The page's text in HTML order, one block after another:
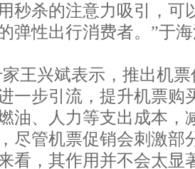
秒杀的注意力吸引，可
弹性出行消费者。”于
王兴斌表示，推出机
一步引流，提升机票购
油、人力等支出成本，
尽管机票促销会刺激部
看，其作用并不会太显